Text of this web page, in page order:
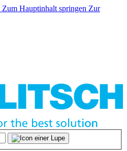
Zum Hauptinhalt springen Zur